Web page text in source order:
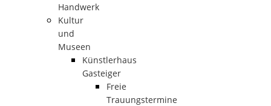
Handwerk
Kultur
und
Museen
Künstlerhaus
Gasteiger
Freie
Trauungstermine